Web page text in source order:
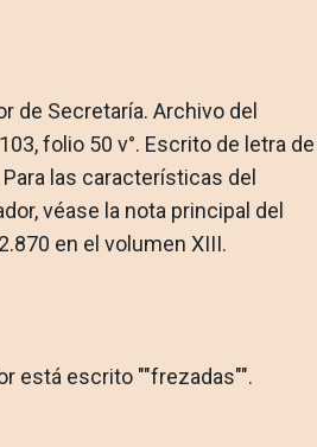
de Secretaría. Archivo del
folio 50 v°. Escrito de letra de
las características del
véase la nota principal del
en el volumen XIII.
está escrito ""frezadas"".